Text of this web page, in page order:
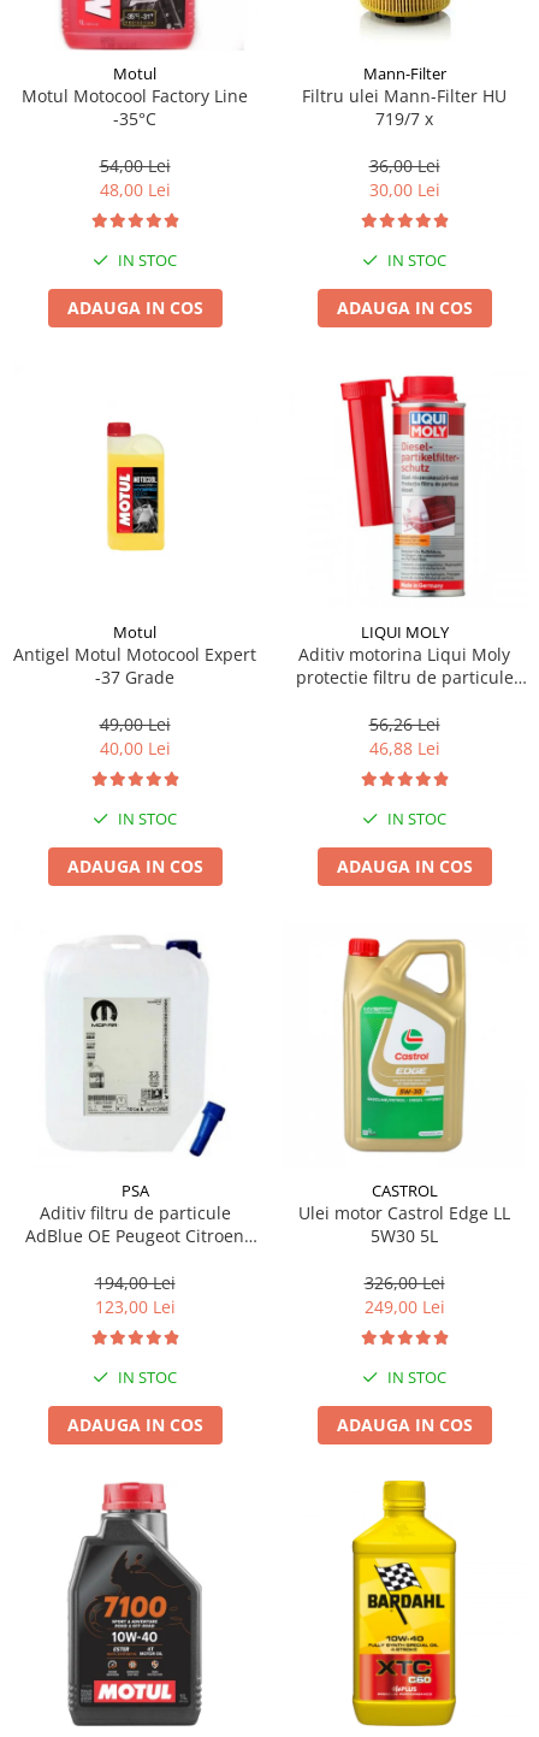
Motul
Motul Motocool Factory Line
-35°C
54,00 Lei
48,00 Lei
IN STOC
ADAUGA IN COS
Mann-Filter
Filtru ulei Mann-Filter HU
719/7 x
36,00 Lei
30,00 Lei
IN STOC
ADAUGA IN COS
Motul
Antigel Motul Motocool Expert
-37 Grade
49,00 Lei
40,00 Lei
IN STOC
ADAUGA IN COS
LIQUI MOLY
Aditiv motorina Liqui Moly
protectie filtru de particule
56,26 Lei
46,88 Lei
IN STOC
ADAUGA IN COS
PSA
Aditiv filtru de particule
AdBlue OE Peugeot Citroen
194,00 Lei
123,00 Lei
IN STOC
ADAUGA IN COS
CASTROL
Ulei motor Castrol Edge LL
5W30 5L
326,00 Lei
249,00 Lei
IN STOC
ADAUGA IN COS